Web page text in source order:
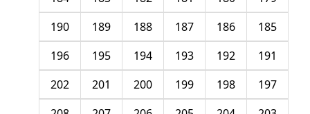
185
186
187
188
189
190
191
192
193
194
195
196
197
198
199
200
201
202